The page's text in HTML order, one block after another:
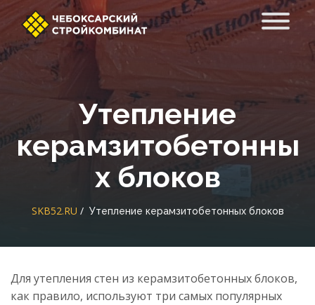
Утепление
керамзитобетонны
х блоков
SKB52.RU Утепление керамзитобетонных блоков
Для утепления стен из керамзитобетонных блоков,
как правило, используют три самых популярных